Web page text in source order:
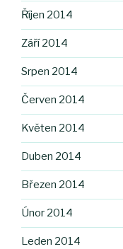
Říjen 2014
Září 2014
Srpen 2014
Červen 2014
Květen 2014
Duben 2014
Březen 2014
Únor 2014
Leden 2014